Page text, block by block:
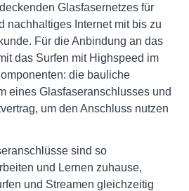
Glasfasernetzes für
nachhaltiges Internet mit bis zu
Für die Anbindung an das
das Surfen mit Highspeed im
die bauliche
eines Glasfaseranschlusses und
um den Anschluss nutzen
sind so
und Lernen zuhause,
und Streamen gleichzeitig